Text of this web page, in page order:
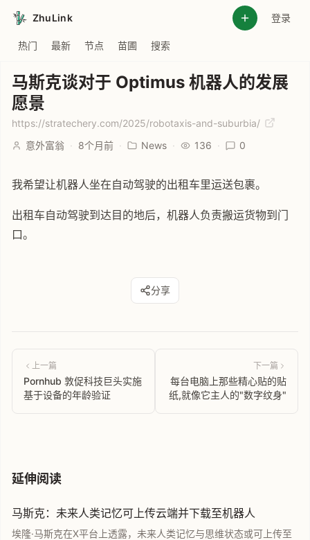
ZhuLink 登录
热门 最新 节点 苗圃 搜索
马斯克谈对于 Optimus 机器人的发展
愿景
https://stratechery.com/2025/robotaxis-and-suburbia/
意外富翁 · 8个月前 · News · 136 · 0
我希望让机器人坐在自动驾驶的出租车里运送包裹。
出租车自动驾驶到达目的地后，机器人负责搬运货物到门
口。
分享
上一篇
Pornhub 敦促科技巨头实施
基于设备的年龄验证
下一篇
每台电脑上那些精心贴的贴
纸,就像它主人的"数字纹身"
延伸阅读
马斯克：未来人类记忆可上传云端并下载至机器人
埃隆·马斯克在X平台上透露，未来人类记忆与思维状态或可上传至